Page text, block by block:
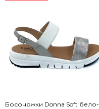
Босоножки Donna Soft бело-